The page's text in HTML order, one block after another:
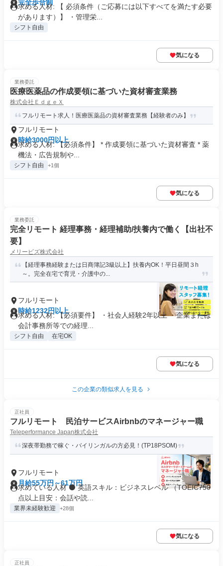
完全歩合制
求める人材: 【 必須条件（ご応募には以下すべてを満たす必要
があります）】 ・管理栄...
シフト自由
気になる
業務委託
医療医薬品の作成要領に基づいた資材審査業務
株式会社ＥｄｇｅＸ
フルリモート求人！医療医薬品の資材審査業務【経験者のみ】
フルリモート
時給3000円以上
求める人材: 【必須条件】 * 作成要領に基づいた資材審査 * 薬
機法・広告規制や...
シフト自由 +1個
気になる
業務委託
完全リモート 経理事務・経理補助/扶養内で働く【出社不
要】
メリービズ株式会社
【経理事務経験または日商簿記3級以上】扶養内OK！平日昼間３h
～。完全在宅で育児・介護中の...
フルリモート
時給1232円以上
求める人材: 【必須要件】 ・社会人経験2年以上 ・企業または
会計事務所等での経理...
シフト自由 在宅OK
気になる
この企業の類似求人を見る
正社員
フルリモート 民泊サービスAirbnbのマネージャー職
Teleperformance Japan株式会社
深夜帯勤務で稼ぐ・バイリンガルの方必見！(TP18PSOM)
フルリモート
月給55万円～61万円
求めている人材 ⚫ 英語スキル：ビジネスレベル （TOEIC750
点以上目安：会話や読...
業界未経験歓迎 +28個
気になる
正社員